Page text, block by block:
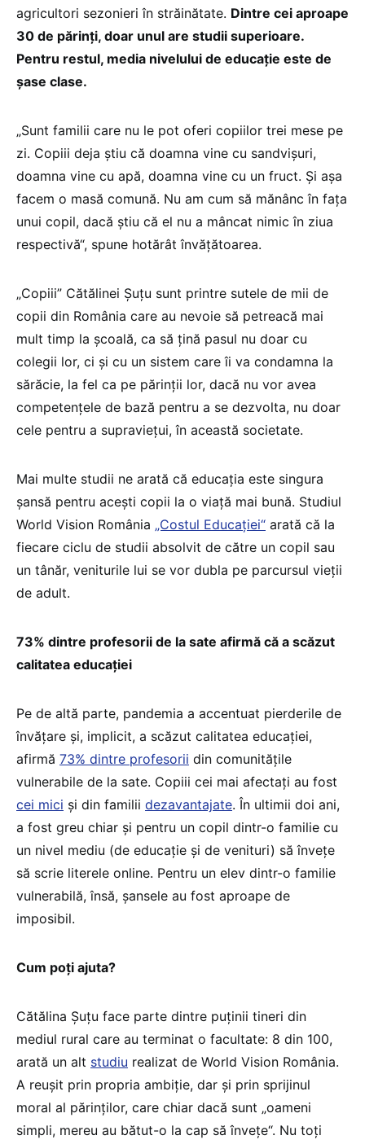
agricultori sezonieri în străinătate. Dintre cei aproape
30 de părinți, doar unul are studii superioare.
Pentru restul, media nivelului de educație este de
șase clase.
„Sunt familii care nu le pot oferi copiilor trei mese pe
zi. Copiii deja știu că doamna vine cu sandvișuri,
doamna vine cu apă, doamna vine cu un fruct. Și așa
facem o masă comună. Nu am cum să mănânc în fața
unui copil, dacă știu că el nu a mâncat nimic în ziua
respectivă“, spune hotărât învățătoarea.
„Copiii” Cătălinei Șuțu sunt printre sutele de mii de
copii din România care au nevoie să petreacă mai
mult timp la școală, ca să țină pasul nu doar cu
colegii lor, ci și cu un sistem care îi va condamna la
sărăcie, la fel ca pe părinții lor, dacă nu vor avea
competențele de bază pentru a se dezvolta, nu doar
cele pentru a supraviețui, în această societate.
Mai multe studii ne arată că educația este singura
șansă pentru acești copii la o viață mai bună. Studiul
World Vision România „Costul Educației“ arată că la
fiecare ciclu de studii absolvit de către un copil sau
un tânăr, veniturile lui se vor dubla pe parcursul vieții
de adult.
73% dintre profesorii de la sate afirmă că a scăzut
calitatea educației
Pe de altă parte, pandemia a accentuat pierderile de
învățare și, implicit, a scăzut calitatea educației,
afirmă 73% dintre profesorii din comunitățile
vulnerabile de la sate. Copiii cei mai afectați au fost
cei mici și din familii dezavantajate. În ultimii doi ani,
a fost greu chiar și pentru un copil dintr-o familie cu
un nivel mediu (de educație și de venituri) să învețe
să scrie literele online. Pentru un elev dintr-o familie
vulnerabilă, însă, șansele au fost aproape de
imposibil.
Cum poți ajuta?
Cătălina Șuțu face parte dintre puținii tineri din
mediul rural care au terminat o facultate: 8 din 100,
arată un alt studiu realizat de World Vision România.
A reușit prin propria ambiție, dar și prin sprijinul
moral al părinților, care chiar dacă sunt „oameni
simpli, mereu au bătut-o la cap să învețe“. Nu toți